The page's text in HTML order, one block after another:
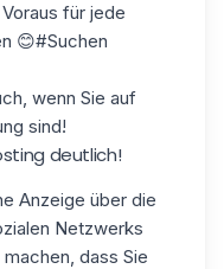
Voraus für jede
😊#Suchen
wenn Sie auf
sind!
deutlich!
Anzeige über die
Netzwerks
dass Sie